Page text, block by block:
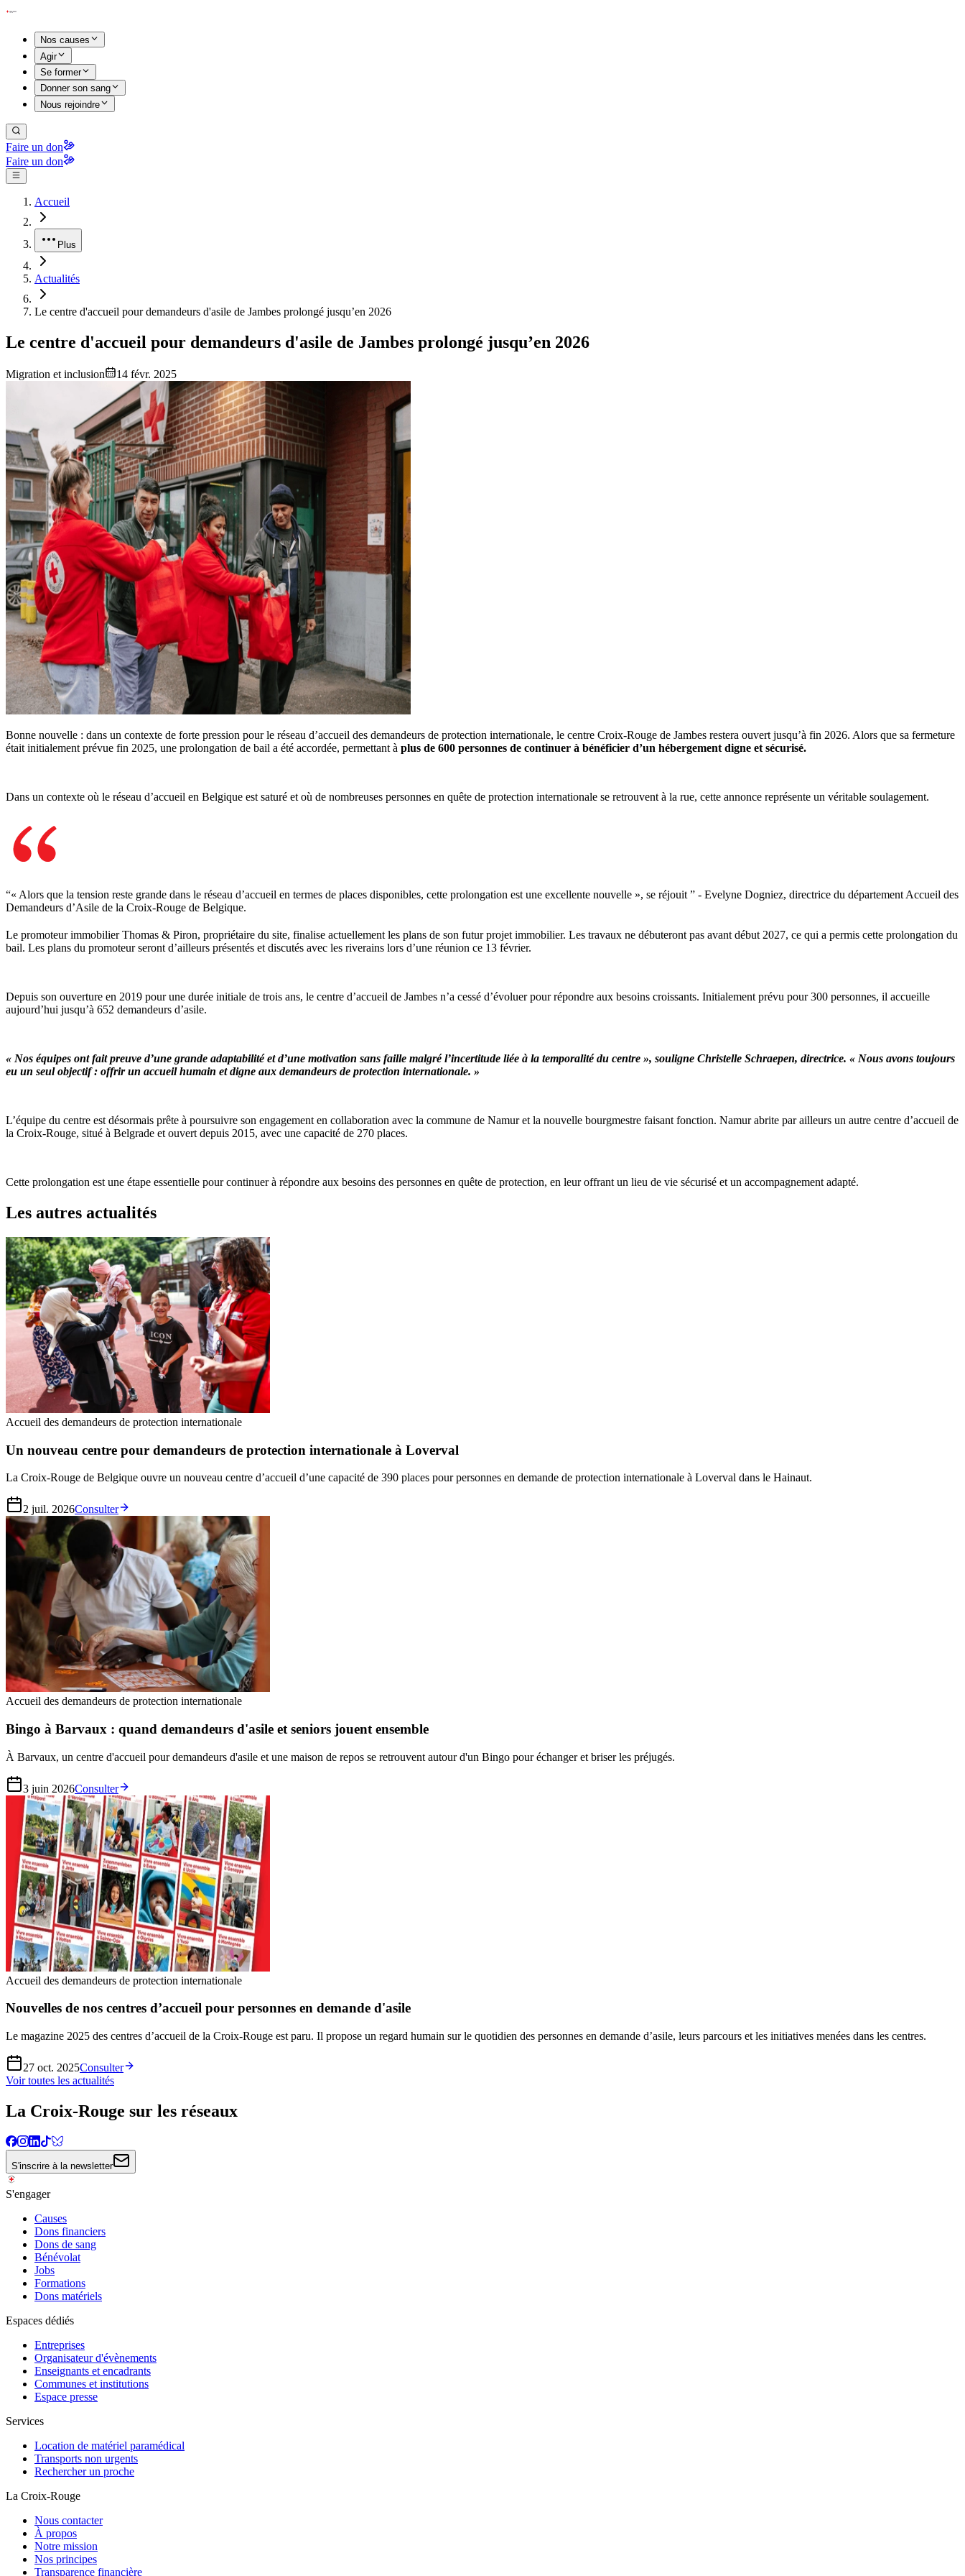
Nos causes
Agir
Se former
Donner son sang
Nous rejoindre
Faire un don
Faire un don
Accueil
Plus
Actualités
Le centre d'accueil pour demandeurs d'asile de Jambes prolongé jusqu’en 2026
Le centre d'accueil pour demandeurs d'asile de Jambes prolongé jusqu’en 2026
Migration et inclusion 14 févr. 2025
Bonne nouvelle : dans un contexte de forte pression pour le réseau d’accueil des demandeurs de protection internationale, le centre Croix-Rouge de Jambes restera ouvert jusqu’à fin 2026. Alors que sa fermeture
était initialement prévue fin 2025, une prolongation de bail a été accordée, permettant à plus de 600 personnes de continuer à bénéficier d’un hébergement digne et sécurisé.
Dans un contexte où le réseau d’accueil en Belgique est saturé et où de nombreuses personnes en quête de protection internationale se retrouvent à la rue, cette annonce représente un véritable soulagement.
“« Alors que la tension reste grande dans le réseau d’accueil en termes de places disponibles, cette prolongation est une excellente nouvelle », se réjouit ” - Evelyne Dogniez, directrice du département Accueil des
Demandeurs d’Asile de la Croix-Rouge de Belgique.
Le promoteur immobilier Thomas & Piron, propriétaire du site, finalise actuellement les plans de son futur projet immobilier. Les travaux ne débuteront pas avant début 2027, ce qui a permis cette prolongation du
bail. Les plans du promoteur seront d’ailleurs présentés et discutés avec les riverains lors d’une réunion ce 13 février.
Depuis son ouverture en 2019 pour une durée initiale de trois ans, le centre d’accueil de Jambes n’a cessé d’évoluer pour répondre aux besoins croissants. Initialement prévu pour 300 personnes, il accueille
aujourd’hui jusqu’à 652 demandeurs d’asile.
« Nos équipes ont fait preuve d’une grande adaptabilité et d’une motivation sans faille malgré l’incertitude liée à la temporalité du centre », souligne Christelle Schraepen, directrice. « Nous avons toujours
eu un seul objectif : offrir un accueil humain et digne aux demandeurs de protection internationale. »
L’équipe du centre est désormais prête à poursuivre son engagement en collaboration avec la commune de Namur et la nouvelle bourgmestre faisant fonction. Namur abrite par ailleurs un autre centre d’accueil de
la Croix-Rouge, situé à Belgrade et ouvert depuis 2015, avec une capacité de 270 places.
Cette prolongation est une étape essentielle pour continuer à répondre aux besoins des personnes en quête de protection, en leur offrant un lieu de vie sécurisé et un accompagnement adapté.
Les autres actualités
Accueil des demandeurs de protection internationale
Un nouveau centre pour demandeurs de protection internationale à Loverval
La Croix-Rouge de Belgique ouvre un nouveau centre d’accueil d’une capacité de 390 places pour personnes en demande de protection internationale à Loverval dans le Hainaut.
2 juil. 2026Consulter
Accueil des demandeurs de protection internationale
Bingo à Barvaux : quand demandeurs d'asile et seniors jouent ensemble
À Barvaux, un centre d'accueil pour demandeurs d'asile et une maison de repos se retrouvent autour d'un Bingo pour échanger et briser les préjugés.
3 juin 2026Consulter
Accueil des demandeurs de protection internationale
Nouvelles de nos centres d’accueil pour personnes en demande d'asile
Le magazine 2025 des centres d’accueil de la Croix-Rouge est paru. Il propose un regard humain sur le quotidien des personnes en demande d’asile, leurs parcours et les initiatives menées dans les centres.
27 oct. 2025Consulter
Voir toutes les actualités
La Croix-Rouge sur les réseaux
S'inscrire à la newsletter
S'engager
Causes
Dons financiers
Dons de sang
Bénévolat
Jobs
Formations
Dons matériels
Espaces dédiés
Entreprises
Organisateur d'évènements
Enseignants et encadrants
Communes et institutions
Espace presse
Services
Location de matériel paramédical
Transports non urgents
Rechercher un proche
La Croix-Rouge
Nous contacter
À propos
Notre mission
Nos principes
Transparence financière